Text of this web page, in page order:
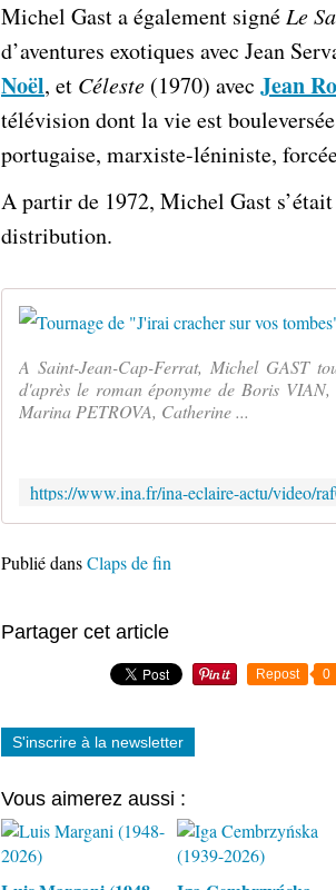
Michel Gast a également signé Le
d’aventures exotiques avec Jean
Noël, et Céleste (1970) avec Jean
télévision dont la vie est
portugaise, marxiste-léniniste,
A partir de 1972, Michel Gast
distribution.
A Saint-Jean-Cap-Ferrat, Michel GAST
d'après le roman éponyme de Boris
Marina PETROVA, Catherine ...
Publié dansClaps de fin
Partager cet article
Repost 0
S'inscrire à la newsletter
Vous aimerez aussi :